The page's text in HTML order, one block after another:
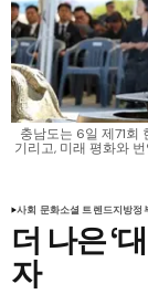
충남도는 6일 제71회
기리고, 미래 평화와
사회 문화소셜 트렌드지방정
더 나은 ‘
자